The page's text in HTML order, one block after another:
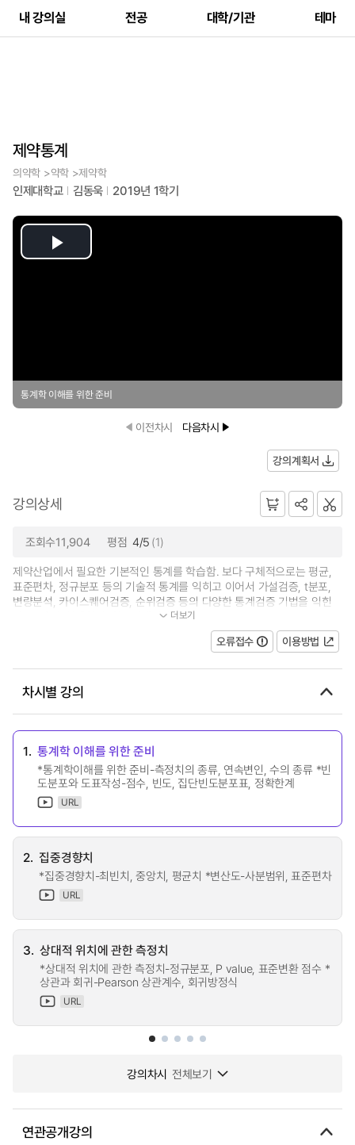
내 강의실 전공 대학/기관 테마
제약통계
의약학 >약학 >제약학
인제대학교 김동욱 2019년 1학기
Play
통계학 이해를 위한 준비
이전차시 다음차시
강의계획서
강의상세
조회수11,904 평점 4/5 (1)
제약산업에서 필요한 기본적인 통계를 학습함. 보다 구체적으로는 평균,
표준편차, 정규분포 등의 기술적 통계를 익히고 이어서 가설검증, t분포,
변량분석, 카이스퀘어검증, 순위검증 등의 다양한 통계검증 기법을 익힌
다. 그 후 실험계획법, 회고적밸리데이...
더보기
오류접수 이용방법
차시별 강의
1. 통계학 이해를 위한 준비
*통계학이해를 위한 준비-측정치의 종류, 연속변인, 수의 종류 *빈
도분포와 도표작성-점수, 빈도, 집단빈도분포표, 정확한계
URL
2. 집중경향치
*집중경향치-최빈치, 중앙치, 평균치 *변산도-사분범위, 표준편차
URL
3. 상대적 위치에 관한 측정치
*상대적 위치에 관한 측정치-정규분포, P value, 표준변환 점수 *
상관과 회귀-Pearson 상관계수, 회귀방정식
URL
강의차시 전체보기
연관공개강의